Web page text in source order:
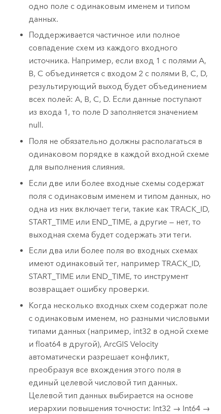
одно поле с одинаковым именем и типом
данных.
Поддерживается частичное или полное
совпадение схем из каждого входного
источника. Например, если вход 1 с полями A,
B, C объединяется с входом 2 с полями B, C, D,
результирующий выход будет объединением
всех полей: A, B, C, D. Если данные поступают
из входа 1, то поле D заполняется значением
null.
Поля не обязательно должны располагаться в
одинаковом порядке в каждой входной схеме
для выполнения слияния.
Если две или более входные схемы содержат
поля с одинаковым именем и типом данных, но
одна из них включает теги, такие как TRACK_ID,
START_TIME или END_TIME, а другие — нет, то
выходная схема будет содержать эти теги.
Если два или более поля во входных схемах
имеют одинаковый тег, например TRACK_ID,
START_TIME или END_TIME, то инструмент
возвращает ошибку проверки.
Когда несколько входных схем содержат поле
с одинаковым именем, но разными числовыми
типами данных (например, int32 в одной схеме
и float64 в другой),ArcGIS Velocity
автоматически разрешает конфликт,
преобразуя все вхождения этого поля в
единый целевой числовой тип данных.
Целевой тип данных выбирается на основе
иерархии повышения точности: Int32 → Int64 →